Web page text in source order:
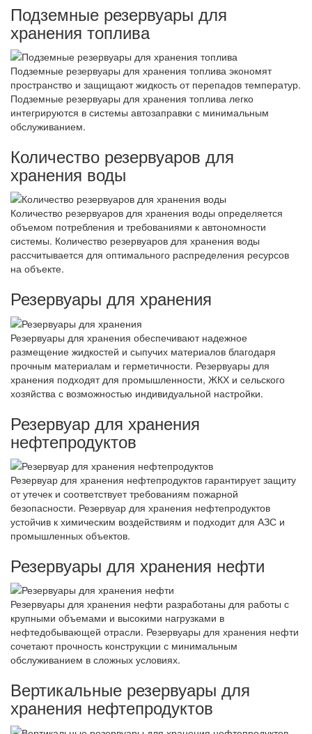
Подземные резервуары для
хранения топлива
Подземные резервуары для хранения топлива экономят
пространство и защищают жидкость от перепадов температур.
Подземные резервуары для хранения топлива легко
интегрируются в системы автозаправки с минимальным
обслуживанием.
Количество резервуаров для
хранения воды
Количество резервуаров для хранения воды определяется
объемом потребления и требованиями к автономности
системы. Количество резервуаров для хранения воды
рассчитывается для оптимального распределения ресурсов
на объекте.
Резервуары для хранения
Резервуары для хранения обеспечивают надежное
размещение жидкостей и сыпучих материалов благодаря
прочным материалам и герметичности. Резервуары для
хранения подходят для промышленности, ЖКХ и сельского
хозяйства с возможностью индивидуальной настройки.
Резервуар для хранения
нефтепродуктов
Резервуар для хранения нефтепродуктов гарантирует защиту
от утечек и соответствует требованиям пожарной
безопасности. Резервуар для хранения нефтепродуктов
устойчив к химическим воздействиям и подходит для АЗС и
промышленных объектов.
Резервуары для хранения нефти
Резервуары для хранения нефти разработаны для работы с
крупными объемами и высокими нагрузками в
нефтедобывающей отрасли. Резервуары для хранения нефти
сочетают прочность конструкции с минимальным
обслуживанием в сложных условиях.
Вертикальные резервуары для
хранения нефтепродуктов